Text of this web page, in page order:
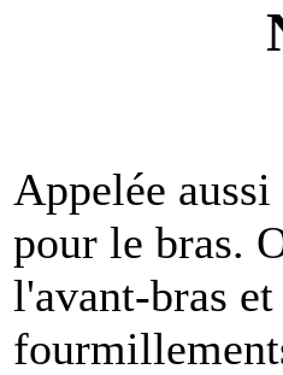
Appelée
pour le bras.
l'avant-bras